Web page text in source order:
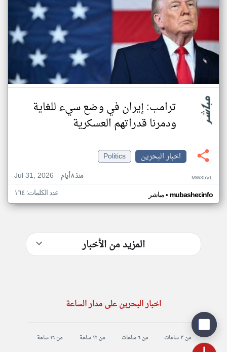
ترامب: إيران في وضع سيء للغاية
ودمرنا قدراتهم العسكرية
اخبار البحرين
Politics
Jul 31, 2026
منذ ٨ أيام MW35VL
مباشر• mubasher.info عدد الكلمات: ١٦٤
المزيد من الأخبار
اخبار البحرين على مدار الساعة
من ٣ ساعات من ٦ ساعات من ١٢ ساعة من ١٦ ساعة